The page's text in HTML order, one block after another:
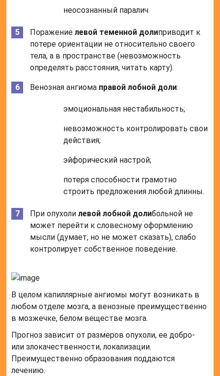
неосознанный паралич.
Поражениелевой теменной долиприводит к
потере ориентации не относительно своего
тела, а в пространстве (невозможность
определять расстояния, читать карту).
Венозная ангиома правой лобной доли:
эмоциональная нестабильность;
невозможность контролировать свои
действия;
эйфорический настрой;
потеря способности грамотно
строить предложения любой длинны.
При опухолилевой лобной долибольной не
может перейти к словесному оформлению
мысли (думает, но не может сказать), слабо
контролирует собственное поведение.
В целом капиллярные ангиомы могут возникать в
любом отделе мозга, а венозные преимущественно
в мозжечке, белом веществе мозга.
Прогноз зависит от размеров опухоли, ее добро-
или злокачественности, локализации.
Преимущественно образования поддаются
лечению.